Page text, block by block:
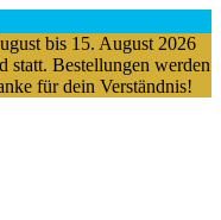
bis 15. August 2026
statt. Bestellungen werden
für dein Verständnis!